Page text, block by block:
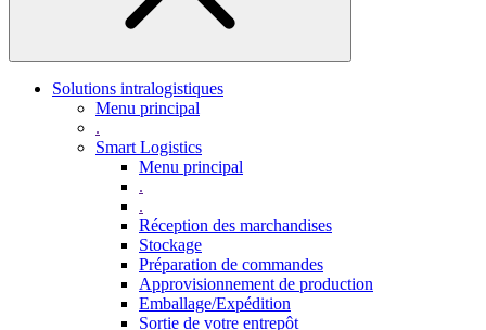
Solutions intralogistiques
Menu principal
.
Smart Logistics
Menu principal
.
.
Réception des marchandises
Stockage
Préparation de commandes
Approvisionnement de production
Emballage/Expédition
Sortie de votre entrepôt